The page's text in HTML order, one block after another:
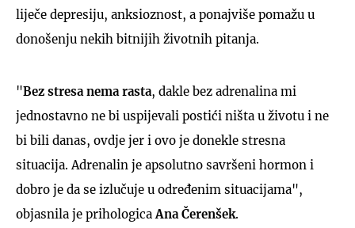
liječe depresiju, anksioznost, a ponajviše pomažu u
donošenju nekih bitnijih životnih pitanja.
"Bez stresa nema rasta, dakle bez adrenalina mi
jednostavno ne bi uspijevali postići ništa u životu i ne
bi bili danas, ovdje jer i ovo je donekle stresna
situacija. Adrenalin je apsolutno savršeni hormon i
dobro je da se izlučuje u određenim situacijama",
objasnila je prihologica Ana Čerenšek.